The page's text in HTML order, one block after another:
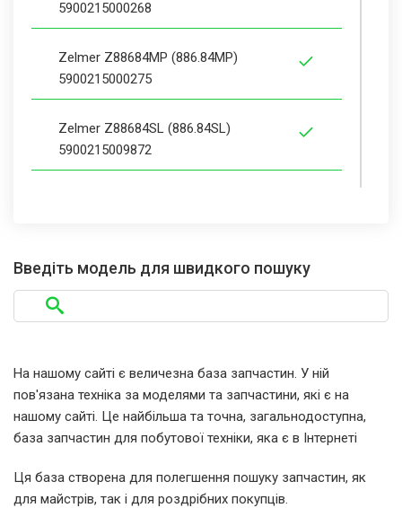
5900215000268
Zelmer Z88684MP (886.84MP)
5900215000275
Zelmer Z88684SL (886.84SL)
5900215009872
Zelmer Z98683 (986.83) 5900215003085
Zelmer Z98684 (986.84) 5900215003191
Zelmer Z98685 (986.85) 5900215013510
Zelmer Z98686 (986.86) 5900215003207
5900215513423
Введіть модель для швидкого пошуку
На нашому сайті є величезна база запчастин. У ній
пов'язана техніка за моделями та запчастини, які є на
нашому сайті. Це найбільша та точна, загальнодоступна,
база запчастин для побутової техніки, яка є в Інтернеті
Ця база створена для полегшення пошуку запчастин, як
для майстрів, так і для роздрібних покупців.